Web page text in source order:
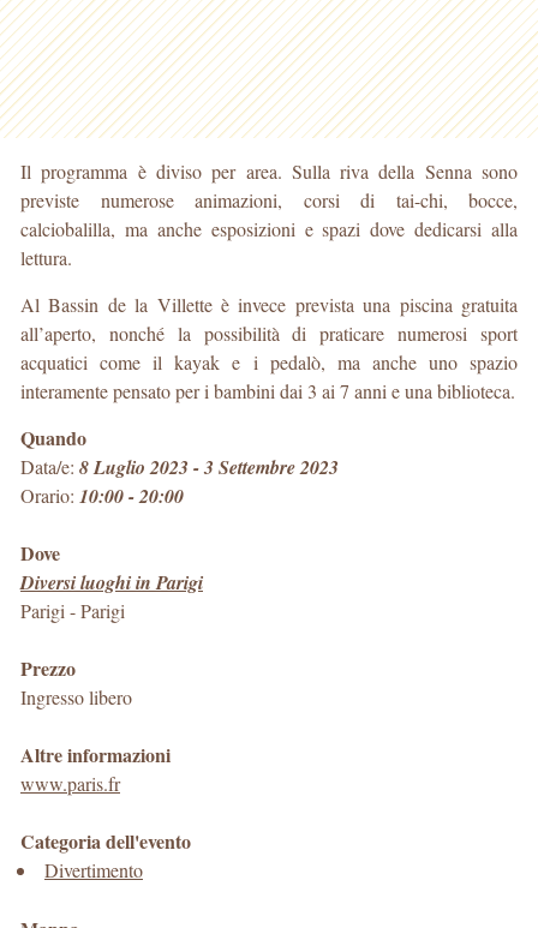
Il programma è diviso per area. Sulla riva della Senna sono
previste numerose animazioni, corsi di tai-chi, bocce,
calciobalilla, ma anche esposizioni e spazi dove dedicarsi alla
lettura.
Al Bassin de la Villette è invece prevista una piscina gratuita
all’aperto, nonché la possibilità di praticare numerosi sport
acquatici come il kayak e i pedalò, ma anche uno spazio
interamente pensato per i bambini dai 3 ai 7 anni e una biblioteca.
Quando
Data/e: 8 Luglio 2023 - 3 Settembre 2023
Orario: 10:00 - 20:00
Dove
Diversi luoghi in Parigi
Parigi -Parigi
Prezzo
Ingresso libero
Altre informazioni
www.paris.fr
Categoria dell'evento
Divertimento